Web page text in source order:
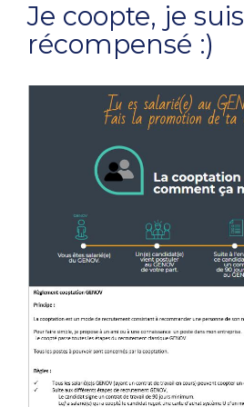
Je coopte, je suis
récompensé :)